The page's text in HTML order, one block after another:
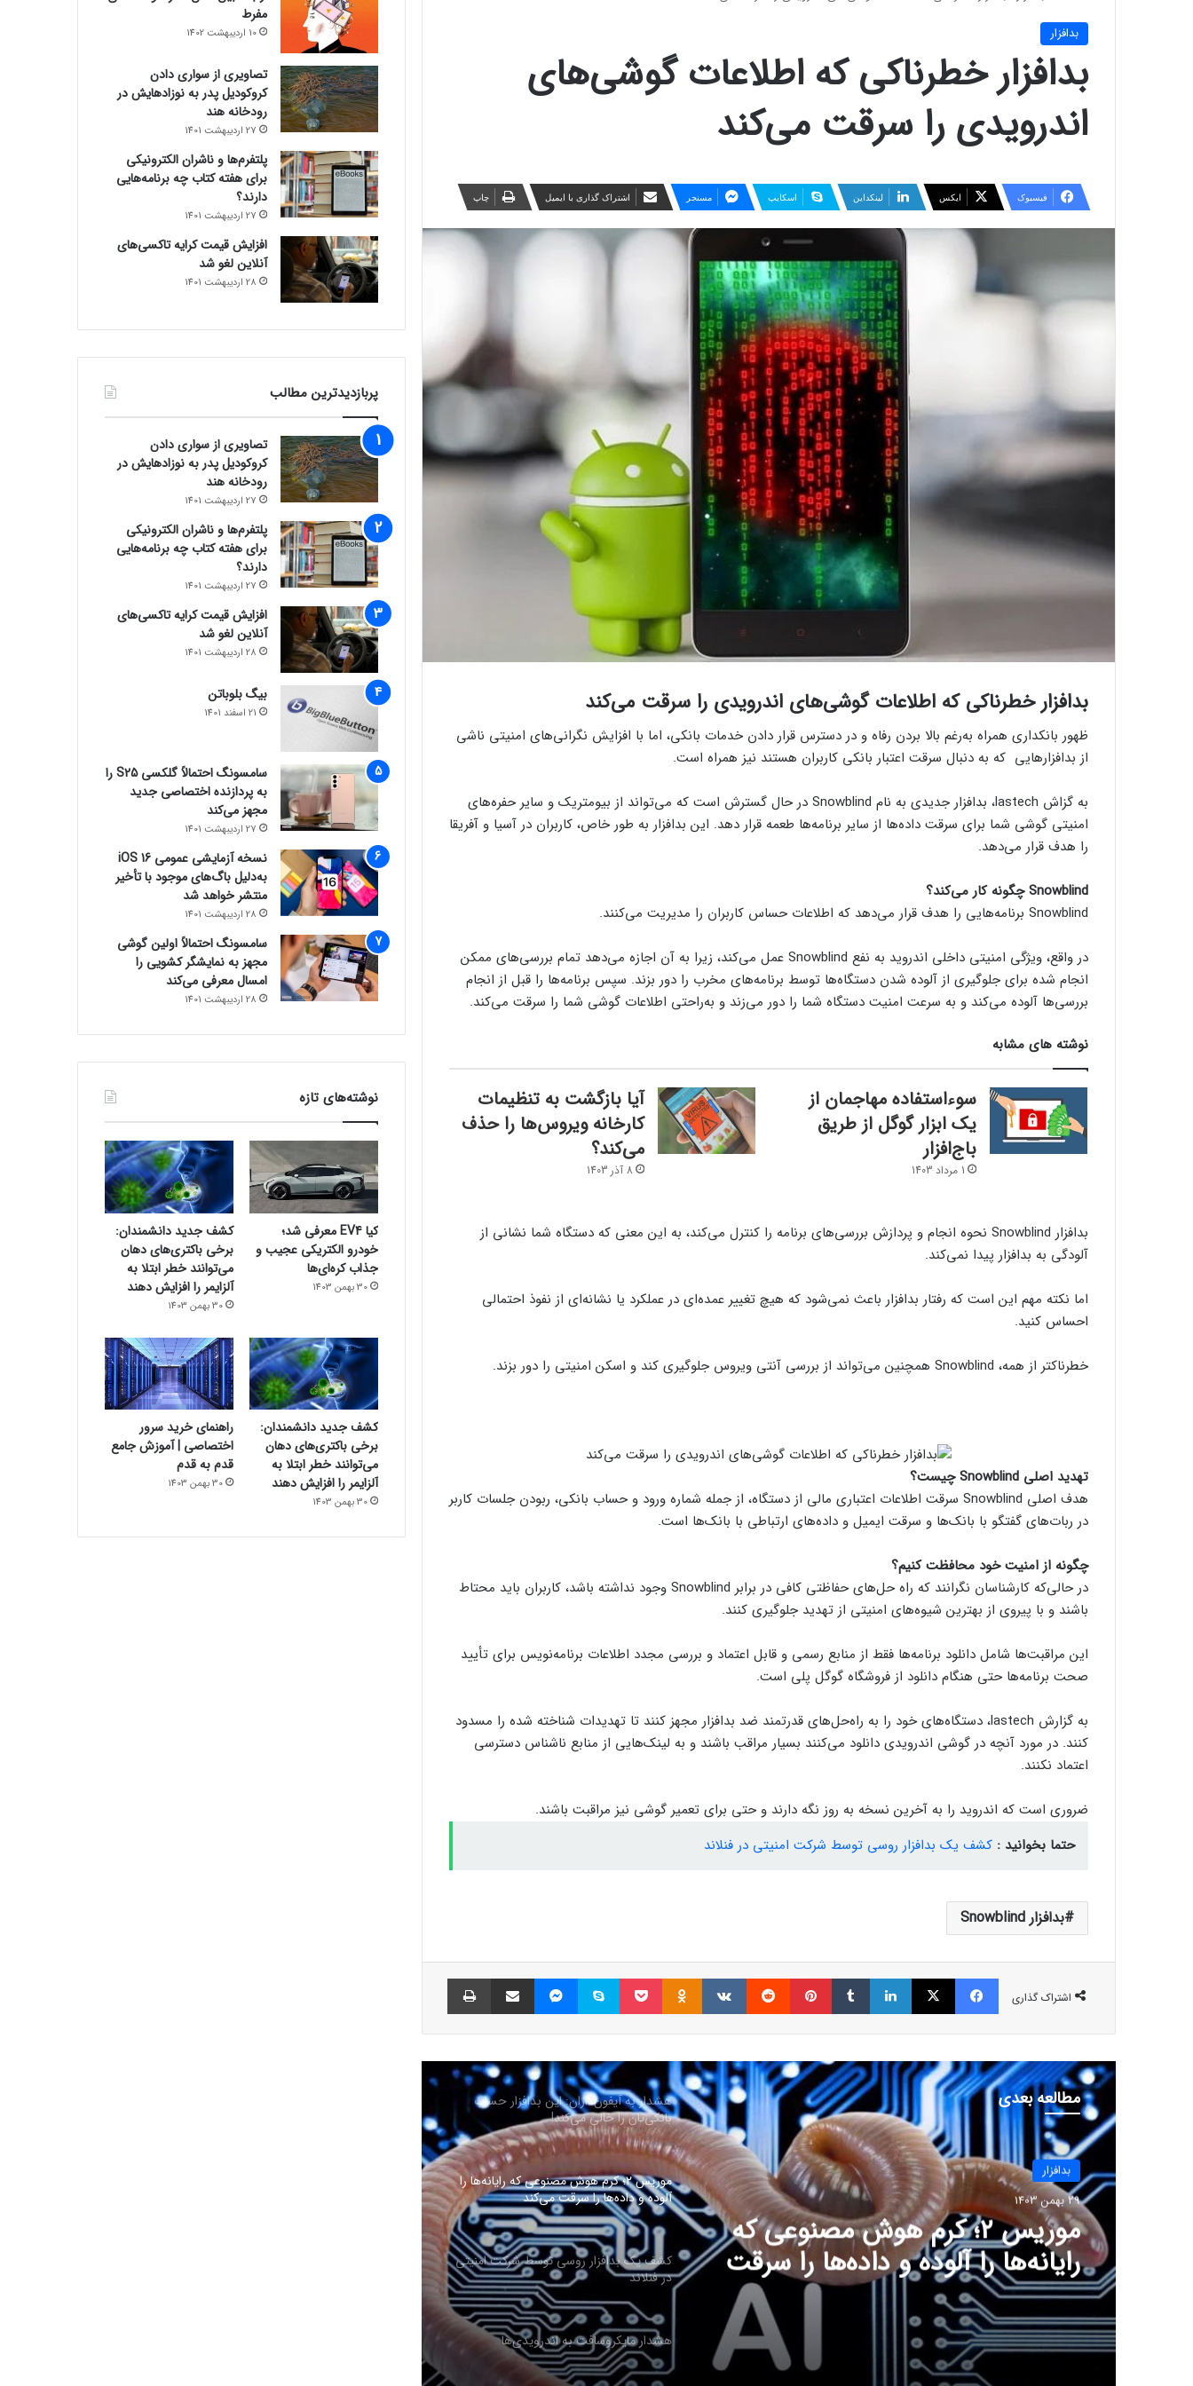
بدافزار
بدافزار خطرناکی که اطلاعات گوشی‌های
اندرویدی را سرقت می‌کند
فیسبوک ایکس لینکداین اسکایپ مسنجر اشتراک گذاری با ایمیل چاپ
بدافزار خطرناکی که اطلاعات گوشی‌های اندرویدی را سرقت می‌کند
ظهور بانکداری همراه به‌رغم بالا بردن رفاه و در دسترس قرار دادن خدمات بانکی، اما با افزایش نگرانی‌های امنیتی ناشی
از بدافزارهایی که به دنبال سرقت اعتبار بانکی کاربران هستند نیز همراه است.
به گزاش lastech، بدافزار جدیدی به نام Snowblind در حال گسترش است که می‌تواند از بیومتریک و سایر حفره‌های
امنیتی گوشی شما برای سرقت داده‌ها از سایر برنامه‌ها طعمه قرار دهد. این بدافزار به طور خاص، کاربران در آسیا و آفریقا
را هدف قرار می‌دهد.
Snowblind چگونه کار می‌کند؟
Snowblind برنامه‌هایی را هدف قرار می‌دهد که اطلاعات حساس کاربران را مدیریت می‌کنند.
در واقع، ویژگی امنیتی داخلی اندروید به نفع Snowblind عمل می‌کند، زیرا به آن اجازه می‌دهد تمام بررسی‌های ممکن
انجام شده برای جلوگیری از آلوده شدن دستگاه‌ها توسط برنامه‌های مخرب را دور بزند. سپس برنامه‌ها را قبل از انجام
بررسی‌ها آلوده می‌کند و به سرعت امنیت دستگاه شما را دور می‌زند و به‌راحتی اطلاعات گوشی شما را سرقت می‌کند.
نوشته های مشابه
سوءاستفاده مهاجمان از
یک ابزار گوگل از طریق
باج‌افزار
1 مرداد 1403
آیا بازگشت به تنظیمات
کارخانه ویروس‌ها را حذف
می‌کند؟
8 آذر 1403
بدافزار Snowblind نحوه انجام و پردازش بررسی‌های برنامه را کنترل می‌کند، به این معنی که دستگاه شما نشانی از
آلودگی به بدافزار پیدا نمی‌کند.
اما نکته مهم این است که رفتار بدافزار باعث نمی‌شود که هیچ تغییر عمده‌ای در عملکرد یا نشانه‌ای از نفوذ احتمالی
احساس کنید.
خطرناکتر از همه، Snowblind همچنین می‌تواند از بررسی آنتی ویروس جلوگیری کند و اسکن امنیتی را دور بزند.
تهدید اصلی Snowblind
چیست؟
هدف اصلی Snowblind سرقت اطلاعات اعتباری مالی از دستگاه، از جمله شماره ورود و حساب بانکی، ربودن جلسات کاربر
در ربات‌های گفتگو با بانک‌ها و سرقت ایمیل و داده‌های ارتباطی با بانک‌ها است.
چگونه از امنیت خود محافظت کنیم؟
در حالی‌که کارشناسان نگرانند که راه حل‌های حفاظتی کافی در برابر Snowblind وجود نداشته باشد، کاربران باید محتاط
باشند و با پیروی از بهترین شیوه‌های امنیتی از تهدید جلوگیری کنند.
این مراقبت‌ها شامل دانلود برنامه‌ها فقط از منابع رسمی و قابل اعتماد و بررسی مجدد اطلاعات برنامه‌نویس برای تأیید
صحت برنامه‌ها حتی هنگام دانلود از فروشگاه گوگل پلی است.
به گزارش lastech، دستگاه‌های خود را به راه‌حل‌های قدرتمند ضد بدافزار مجهز کنند تا تهدیدات شناخته شده را مسدود
کنند. در مورد آنچه در گوشی اندرویدی دانلود می‌کنند بسیار مراقب باشند و به لینک‌هایی از منابع ناشناس دسترسی
اعتماد نکنند.
ضروری است که اندروید را به آخرین نسخه به روز نگه دارند و حتی برای تعمیر گوشی نیز مراقبت باشند.
حتما بخوانید : کشف یک بدافزار روسی توسط شرکت امنیتی در فنلاند
بدافزار Snowblind
اشتراک گذاری
فیسبوک ایکس لینکداین تامبلر پینتریست Reddit
VKontakte
Odnoklassniki پاکت اسکایپ مسنجر اشتراک گذاری با ایمیل
مطالعه بعدی
بدافزار
29 بهمن 1403
موریس ۲؛ کرم هوش مصنوعی که
رایانه‌ها را آلوده و داده‌ها را سرقت
می‌کند
اندرویدی را سرقت می‌کند
صنعتی حمله می‌کنند
مخرب در گوگل‌پلی
اشتباه نگیرید!
هشدار به آیفون‌داران: این بدافزار حساب
بانکی‌تان را خالی می‌کند!
موریس ۲؛ کرم هوش مصنوعی که رایانه‌ها را
آلوده و داده‌ها را سرقت می‌کند
کشف یک بدافزار روسی توسط شرکت امنیتی
در فنلاند
هشدار مایکروسافت به اندرویدی‌ها
مفرط
10 اردیبهشت 1402
تصاویری از سواری دادن
کروکودیل پدر به نوزادهایش در
رودخانه هند
27 اردیبهشت 1401
پلتفرم‌ها و ناشران الکترونیکی
برای هفته کتاب چه برنامه‌هایی
دارند؟
27 اردیبهشت 1401
افزایش قیمت کرایه تاکسی‌های
آنلاین لغو شد
28 اردیبهشت 1401
پربازدیدترین مطالب
تصاویری از سواری دادن
کروکودیل پدر به نوزادهایش در
رودخانه هند
27 اردیبهشت 1401
پلتفرم‌ها و ناشران الکترونیکی
برای هفته کتاب چه برنامه‌هایی
دارند؟
27 اردیبهشت 1401
افزایش قیمت کرایه تاکسی‌های
آنلاین لغو شد
28 اردیبهشت 1401
بیگ بلوباتن
21 اسفند 1401
سامسونگ احتمالاً گلکسی S25 را
به پردازنده اختصاصی جدید
مجهز می‌کند
27 اردیبهشت 1401
نسخه آزمایشی عمومی iOS 16
به‌دلیل باگ‌های موجود با تأخیر
منتشر خواهد شد
28 اردیبهشت 1401
سامسونگ احتمالاً اولین گوشی
مجهز به نمایشگر کشویی را
امسال معرفی می‌کند
28 اردیبهشت 1401
نوشته‌های تازه
کیا EV4 معرفی شد؛
خودرو الکتریکی عجیب و
جذاب کره‌ای‌ها
30 بهمن 1403
کشف جدید دانشمندان:
برخی باکتری‌های دهان
می‌توانند خطر ابتلا به
آلزایمر را افزایش دهند
30 بهمن 1403
کشف جدید دانشمندان:
برخی باکتری‌های دهان
می‌توانند خطر ابتلا به
آلزایمر را افزایش دهند
30 بهمن 1403
راهنمای خرید سرور
اختصاصی | آموزش جامع
قدم به قدم
30 بهمن 1403